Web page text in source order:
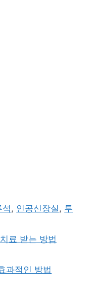
석 , 인공신장실 , 투
료 받는 방법
과적인 방법